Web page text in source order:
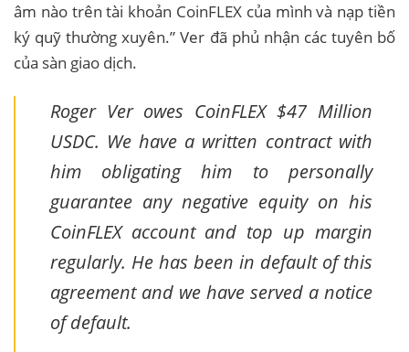
âm nào trên tài khoản CoinFLEX của mình và nạp tiền
ký quỹ thường xuyên.” Ver đã phủ nhận các tuyên bố
của sàn giao dịch.
Roger Ver owes CoinFLEX $47 Million
USDC. We have a written contract with
him obligating him to personally
guarantee any negative equity on his
CoinFLEX account and top up margin
regularly. He has been in default of this
agreement and we have served a notice
of default.